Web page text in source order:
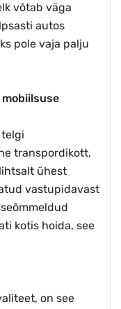
võtab väga
autos
pole vaja palju
transpordikott,
ühest
vastupidavast
kotis hoida, see
on see